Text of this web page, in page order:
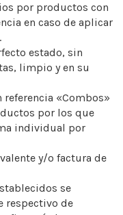
por productos con
en caso de aplicar
estado, sin
limpio y en su
referencia «Combos»
por los que
individual por
y/o factura de
se
respectivo de